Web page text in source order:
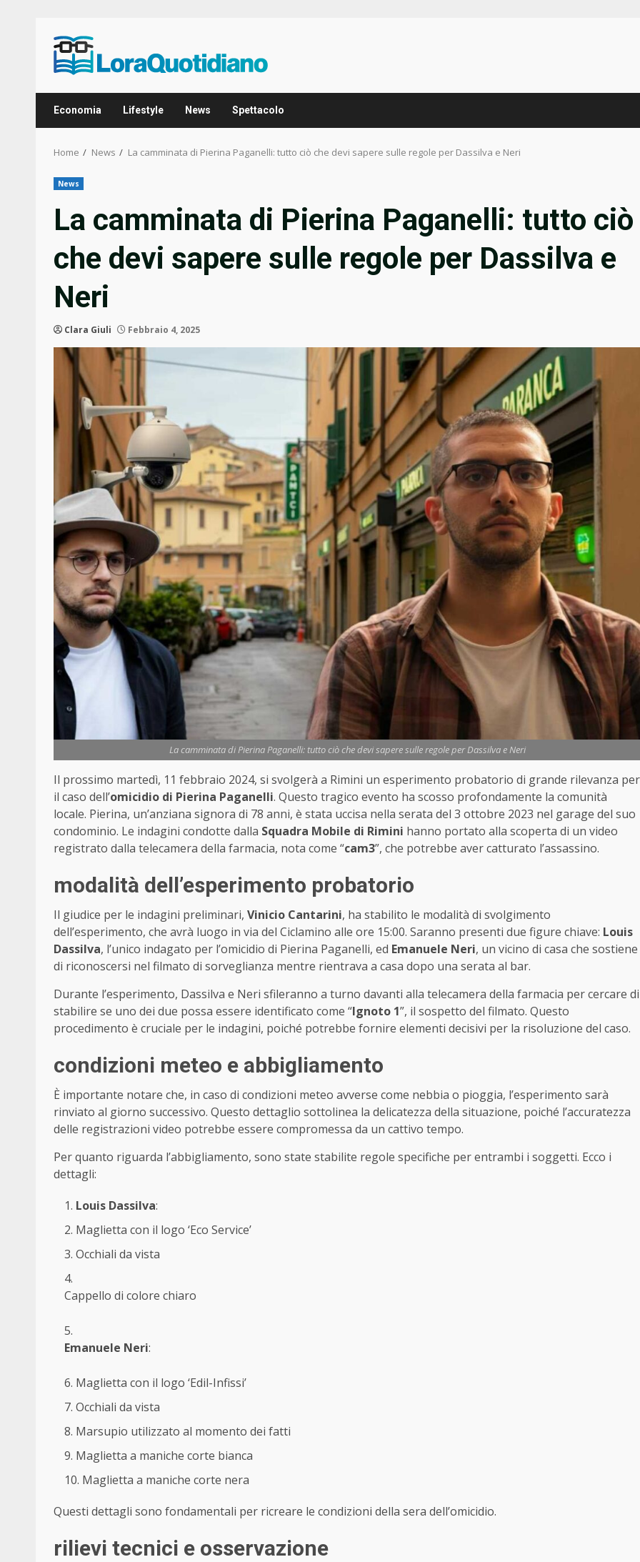
content
Economia Lifestyle News Spettacolo
Home News La camminata di Pierina Paganelli: tutto ciò che devi sapere sulle regole per Dassilva e Neri
News
La camminata di Pierina Paganelli: tutto ciò
che devi sapere sulle regole per Dassilva e
Neri
Clara Giuli Febbraio 4, 2025
La camminata di Pierina Paganelli: tutto ciò che devi sapere sulle regole per Dassilva e Neri
Il prossimo martedì, 11 febbraio 2024, si svolgerà a Rimini un esperimento probatorio di grande rilevanza per
il caso dell’omicidio di Pierina Paganelli. Questo tragico evento ha scosso profondamente la comunità
locale. Pierina, un’anziana signora di 78 anni, è stata uccisa nella serata del 3 ottobre 2023 nel garage del suo
condominio. Le indagini condotte dalla Squadra Mobile di Rimini hanno portato alla scoperta di un video
registrato dalla telecamera della farmacia, nota come “cam3”, che potrebbe aver catturato l’assassino.
modalità dell’esperimento probatorio
Il giudice per le indagini preliminari, Vinicio Cantarini, ha stabilito le modalità di svolgimento
dell’esperimento, che avrà luogo in via del Ciclamino alle ore 15:00. Saranno presenti due figure chiave: Louis
Dassilva, l’unico indagato per l’omicidio di Pierina Paganelli, ed Emanuele Neri, un vicino di casa che sostiene
di riconoscersi nel filmato di sorveglianza mentre rientrava a casa dopo una serata al bar.
Durante l’esperimento, Dassilva e Neri sfileranno a turno davanti alla telecamera della farmacia per cercare di
stabilire se uno dei due possa essere identificato come “Ignoto 1”, il sospetto del filmato. Questo
procedimento è cruciale per le indagini, poiché potrebbe fornire elementi decisivi per la risoluzione del caso.
condizioni meteo e abbigliamento
È importante notare che, in caso di condizioni meteo avverse come nebbia o pioggia, l’esperimento sarà
rinviato al giorno successivo. Questo dettaglio sottolinea la delicatezza della situazione, poiché l’accuratezza
delle registrazioni video potrebbe essere compromessa da un cattivo tempo.
Per quanto riguarda l’abbigliamento, sono state stabilite regole specifiche per entrambi i soggetti. Ecco i
dettagli:
Louis Dassilva:
Maglietta con il logo ‘Eco Service’
Occhiali da vista
Cappello di colore chiaro
Emanuele Neri:
Maglietta con il logo ‘Edil-Infissi’
Occhiali da vista
Marsupio utilizzato al momento dei fatti
Maglietta a maniche corte bianca
Maglietta a maniche corte nera
Questi dettagli sono fondamentali per ricreare le condizioni della sera dell’omicidio.
rilievi tecnici e osservazione